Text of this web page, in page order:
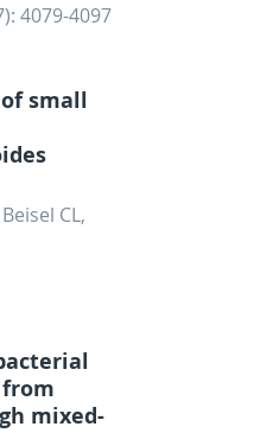
4079-4097
of small
CL,
from
mixed-